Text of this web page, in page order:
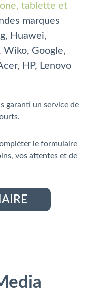
tablette et
marques
Huawei,
Wiko, Google,
HP, Lenovo
garanti un service de
le formulaire
vos attentes et de